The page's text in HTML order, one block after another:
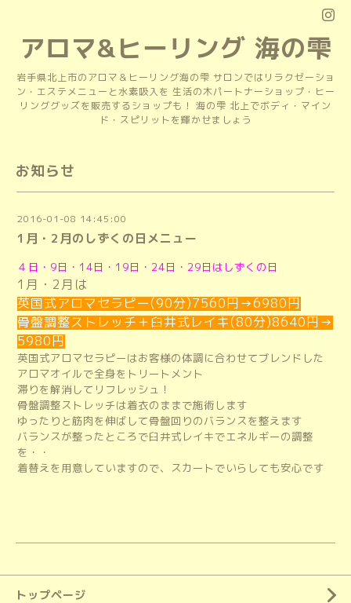
アロマ&ヒーリング 海の雫
岩手県北上市のアロマ＆ヒーリング海の雫 サロンではリラクゼーショ
ン・エステメニューと水素吸入を 生活の木パートナーショップ・ヒー
リンググッズを販売するショップも！ 海の雫 北上でボディ・マイン
ド・スピリットを輝かせましょう
お知らせ
2016-01-08 14:45:00
1月・2月のしずくの日メニュー
４日・9日・14日・19日・24日・29日はしずくの日
1月・2月は
英国式アロマセラピー(90分)7560円→6980円
骨盤調整ストレッチ＋臼井式レイキ(80分)8640円→
5980円
英国式アロマセラピーはお客様の体調に合わせてブレンドした
アロマオイルで全身をトリートメント
滞りを解消してリフレッシュ！
骨盤調整ストレッチは着衣のままで施術します
ゆったりと筋肉を伸ばして骨盤回りのバランスを整えます
バランスが整ったところで臼井式レイキでエネルギーの調整
を・・
着替えを用意していますので、スカートでいらしても安心です
トップページ